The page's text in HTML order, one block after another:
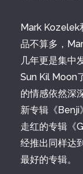
Mark Kozelek
品不算多，
几年更是集中
Sun Kil Moon
的情感依然深
新专辑《Benji
走红的专辑《
经推出同样达
最好的专辑。